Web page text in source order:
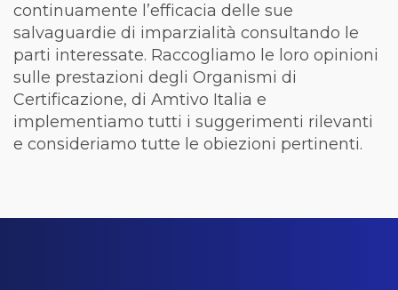
continuamente l’efficacia delle sue
salvaguardie di imparzialità consultando le
parti interessate. Raccogliamo le loro opinioni
sulle prestazioni degli Organismi di
Certificazione, di Amtivo Italia e
implementiamo tutti i suggerimenti rilevanti
e consideriamo tutte le obiezioni pertinenti.